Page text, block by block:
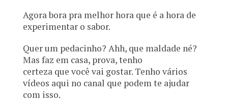
Agora bora pra melhor hora que é a hora de
experimentar o sabor.
Quer um pedacinho? Ahh, que maldade né?
Mas faz em casa, prova, tenho
certeza que você vai gostar. Tenho vários
vídeos aqui no canal que podem te ajudar
com isso.